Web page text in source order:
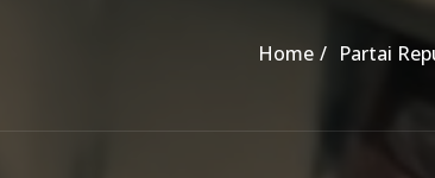
Home Partai